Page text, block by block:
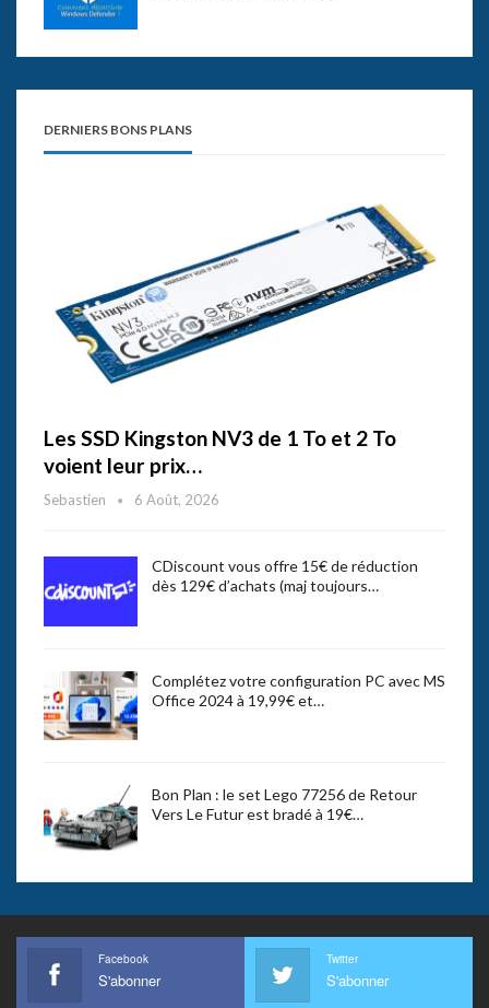
DERNIERS BONS PLANS
Les SSD Kingston NV3 de 1 To et 2 To
voient leur prix…
Sebastien 6 Août, 2026
CDiscount vous offre 15€ de réduction
dès 129€ d’achats (maj toujours…
Complétez votre configuration PC avec MS
Office 2024 à 19,99€ et…
Bon Plan : le set Lego 77256 de Retour
Vers Le Futur est bradé à 19€…
Facebook
S'abonner
Twitter
S'abonner